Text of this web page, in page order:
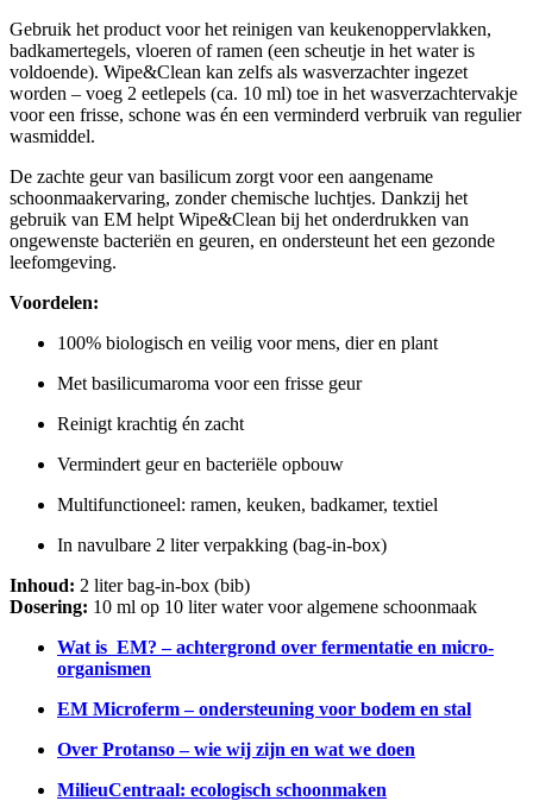
Gebruik het product voor het reinigen van keukenoppervlakken,
badkamertegels, vloeren of ramen (een scheutje in het water is
voldoende). Wipe&Clean kan zelfs als wasverzachter ingezet
worden – voeg 2 eetlepels (ca. 10 ml) toe in het wasverzachtervakje
voor een frisse, schone was én een verminderd verbruik van regulier
wasmiddel.
De zachte geur van basilicum zorgt voor een aangename
schoonmaakervaring, zonder chemische luchtjes. Dankzij het
gebruik van EM helpt Wipe&Clean bij het onderdrukken van
ongewenste bacteriën en geuren, en ondersteunt het een gezonde
leefomgeving.
Voordelen:
100% biologisch en veilig voor mens, dier en plant
Met basilicumaroma voor een frisse geur
Reinigt krachtig én zacht
Vermindert geur en bacteriële opbouw
Multifunctioneel: ramen, keuken, badkamer, textiel
In navulbare 2 liter verpakking (bag-in-box)
Inhoud: 2 liter bag-in-box (bib)
Dosering: 10 ml op 10 liter water voor algemene schoonmaak
Wat is EM? – achtergrond over fermentatie en micro-
organismen
EM Microferm – ondersteuning voor bodem en stal
Over Protanso – wie wij zijn en wat we doen
MilieuCentraal: ecologisch schoonmaken